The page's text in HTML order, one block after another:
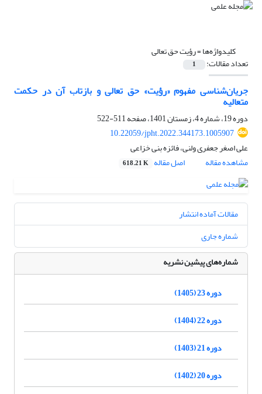
کلیدواژه‌ها =رؤیت حق‌ تعالی
تعداد مقالات: 1
جریان‌شناسی مفهوم «رؤیت» حق تعالی و بازتاب آن در حکمت
متعالیه
دوره 19، شماره 4، زمستان 1401، صفحه
511-522
10.22059/jpht.2022.344173.1005907
علی اصغر جعفری ولنی، فائزه بنی خزاعی
مشاهده مقاله
اصل مقاله 618.21 K
مقالات آماده انتشار
شماره جاری
شماره‌های پیشین نشریه
دوره 23 (1405)
دوره 22 (1404)
دوره 21 (1403)
دوره 20 (1402)